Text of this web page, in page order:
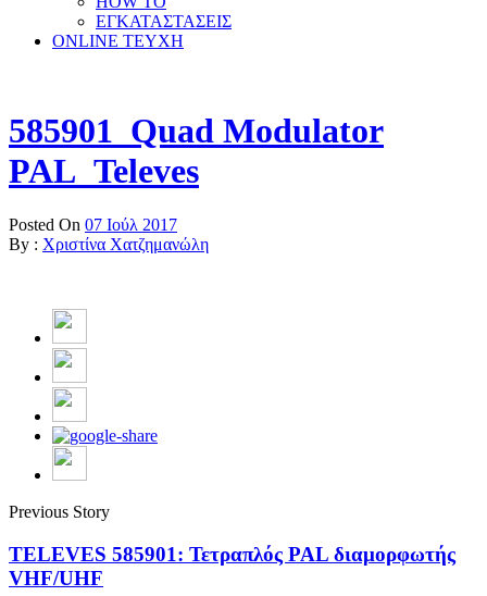
ΕΓΚΑΤΑΣΤΑΣΕΙΣ
ONLINE TEYXH
585901_Quad Modulator
PAL_Televes
Posted On 07 Ιούλ 2017
By : Χριστίνα Χατζημανώλη
Previous Story
TELEVES 585901: Τετραπλός PAL διαμορφωτής
VHF/UHF